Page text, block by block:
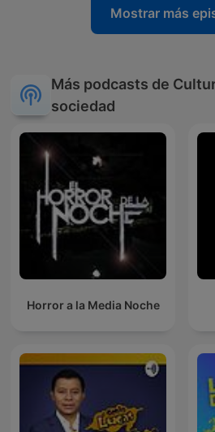
Mostrar más
Más podcasts de
sociedad
Horror a la Media Noche